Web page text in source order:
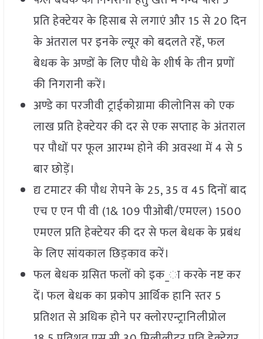
प्रति हेक्टेयर के हिसाब से लगाएं और 15 से 20 दिन
के अंतराल पर इनके ल्यूर को बदलते रहें, फल
बेधक के अण्डों के लिए पौधे के शीर्ष के तीन प्रणों
की निगरानी करें।
अण्डे का परजीवी ट्राईकोग्रामा कीलोनिस को एक
लाख प्रति हेक्टेयर की दर से एक सप्ताह के अंतराल
पर पौधों पर फूल आरम्भ होने की अवस्था में 4 से 5
बार छोड़ें।
द्य टमाटर की पौध रोपने के 25, 35 व 45 दिनों बाद
एच ए एन पी वी (1& 109 पीओबी/एमएल) 1500
एमएल प्रति हेक्टेयर की दर से फल बेधक के प्रबंध
के लिए सांयकाल छिड़काव करें।
फल बेधक ग्रसित फलों को इक_ा करके नष्ट कर
दें। फल बेधक का प्रकोप आर्थिक हानि स्तर 5
प्रतिशत से अधिक होने पर क्लोरएन्ट्रानिलीप्रोल